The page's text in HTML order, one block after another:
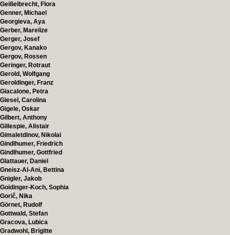
Geißelbrecht, Flora
Genner, Michael
Georgieva, Aya
Gerber, Marelize
Gerger, Josef
Gergov, Kanako
Gergov, Rossen
Geringer, Rotraut
Gerold, Wolfgang
Geroldinger, Franz
Giacalone, Petra
Giesel, Carolina
Gigele, Oskar
Gilbert, Anthony
Gillespie, Alistair
Gimaletdinov, Nikolai
Gindlhumer, Friedrich
Gindlhumer, Gottfried
Glattauer, Daniel
Gneisz-Al-Ani, Bettina
Gnigler, Jakob
Goidinger-Koch, Sophia
Gorič, Nika
Görnet, Rudolf
Gottwald, Stefan
Gracova, Lubica
Gradwohl, Brigitte